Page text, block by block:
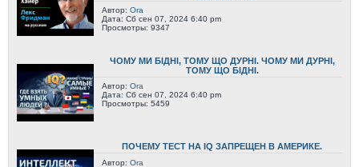
Автор: Ora
Дата: Сб сен 07, 2024 6:40 pm
Просмотры: 9347
ЧОМУ МИ БІДНІ, ТОМУ ЩО ДУРНІ. ЧОМУ МИ ДУРНІ,
ТОМУ ЩО БІДНІ.
Автор: Ora
Дата: Сб сен 07, 2024 6:40 pm
Просмотры: 5459
ПОЧЕМУ ТЕСТ НА IQ ЗАПРЕЩЕН В АМЕРИКЕ.
Автор: Ora